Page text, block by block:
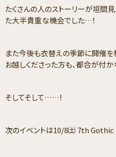
たくさんの人のストーリーが垣間
た大半貴重な機会でした…！
また今後も衣替えの季節に開催を
お越しくださった方も、都合が付
そしてそして……！
次のイベントは10/8㈯ 7th